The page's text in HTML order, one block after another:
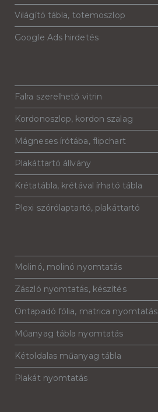
Világító tábla, totemoszlop
Google Ads hirdetés
Falra szerelhető vitrin
Kordonoszlop, kordon szalag
Mágneses írótába, flipchart
Plakáttartó állvány
Krétatábla, krétával írható tábla
Plexi szórólaptartó, plakáttartó
Molinó, molinó nyomtatás
Zászló nyomtatás, készítés
Öntapadó fólia, matrica nyomtatás
Műanyag tábla nyomtatás
Kétoldalas műanyag tábla
Plakát nyomtatás